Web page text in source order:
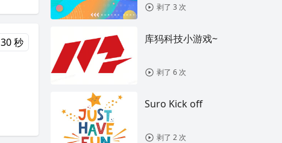
30 秒
剥了 3 次
库犸科技小游戏~
剥了 6 次
Suro Kick off
剥了 2 次